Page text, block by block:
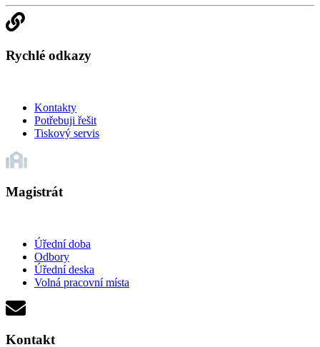
Rychlé odkazy
Kontakty
Potřebuji řešit
Tiskový servis
Magistrát
Úřední doba
Odbory
Úřední deska
Volná pracovní místa
Kontakt